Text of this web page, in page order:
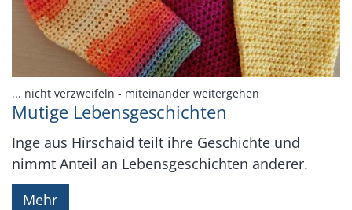
... nicht verzweifeln - miteinander weitergehen
Mutige Lebensgeschichten
Inge aus Hirschaid teilt ihre Geschichte und
nimmt Anteil an Lebensgeschichten anderer.
Mehr